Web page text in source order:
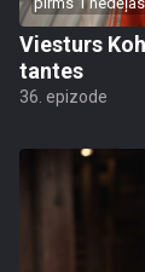
Viesturs
tantes
36. epizode